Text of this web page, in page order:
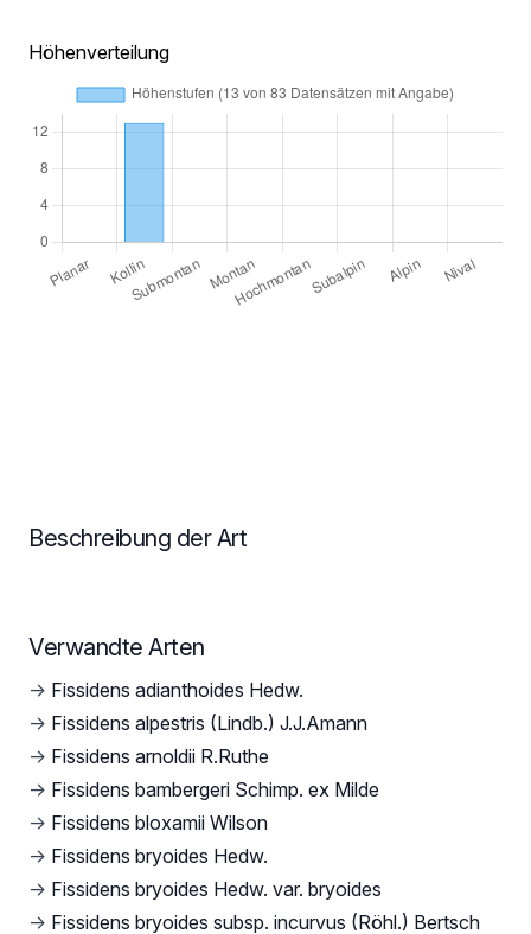
Höhenverteilung
Beschreibung der Art
Verwandte Arten
→ Fissidens adianthoides Hedw.
→ Fissidens alpestris (Lindb.) J.J.Amann
→ Fissidens arnoldii R.Ruthe
→ Fissidens bambergeri Schimp. ex Milde
→ Fissidens bloxamii Wilson
→ Fissidens bryoides Hedw.
→ Fissidens bryoides Hedw. var. bryoides
→ Fissidens bryoides subsp. incurvus (Röhl.) Bertsch